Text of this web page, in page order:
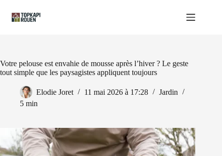
contenu
Votre pelouse est envahie de mousse après l’hiver ? Le geste
tout simple que les paysagistes appliquent toujours
Elodie Joret 11 mai 2026 à 17:28
Jardin
5 min